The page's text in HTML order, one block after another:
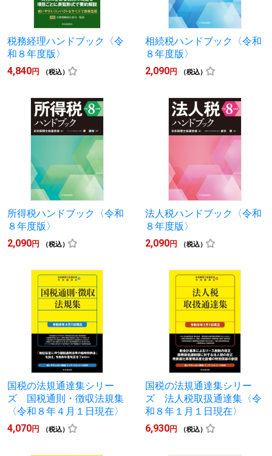
税務経理ハンドブック〈令
和８年度版〉
4,840円 （税込）
相続税ハンドブック〈令和
８年度版〉
2,090円 （税込）
所得税ハンドブック〈令和
８年度版〉
2,090円 （税込）
法人税ハンドブック〈令和
８年度版〉
2,090円 （税込）
国税の法規通達集シリー
ズ 国税通則・徴収法規集
〈令和８年４月１日現在〉
4,070円 （税込）
国税の法規通達集シリー
ズ 法人税取扱通達集〈令
和８年１月１日現在〉
6,930円 （税込）